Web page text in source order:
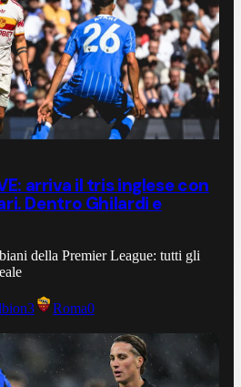
arriva il tris inglese con
Dentro Ghilardi e
della Premier League: tutti gli
3 Roma0